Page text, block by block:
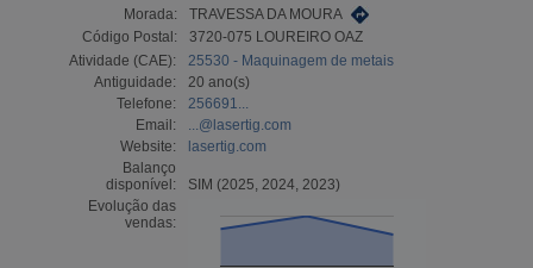
Morada:
TRAVESSA DA MOURA
Código Postal:
3720-075 LOUREIRO OAZ
Atividade (CAE):
25530 - Maquinagem de metais
Antiguidade:
20 ano(s)
Telefone:
256691...
Email:
...@lasertig.com
Website:
lasertig.com
Balanço
disponível:
SIM (2025, 2024, 2023)
Evolução das
vendas: